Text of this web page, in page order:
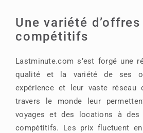
Une variété
compétitifs
Lastminute.com s’est forgé une
qualité et la variété de ses
expérience et leur vaste réseau
travers le monde leur
voyages et des locations à des
compétitifs. Les prix fluctuent